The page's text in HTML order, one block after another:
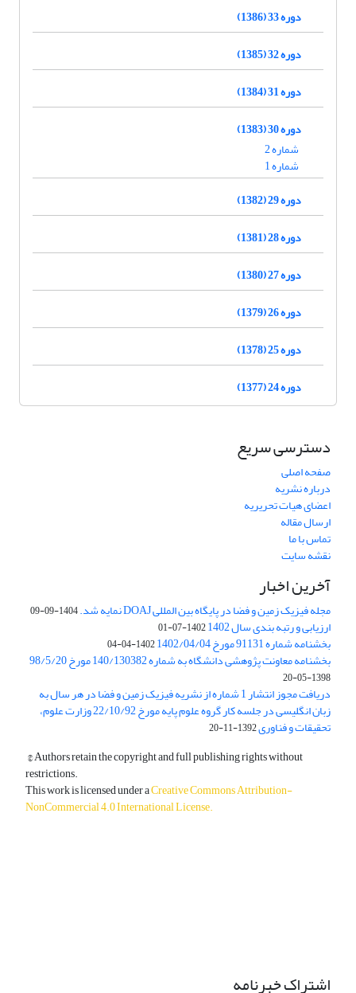
دوره 33 (1386)
دوره 32 (1385)
دوره 31 (1384)
دوره 30 (1383)
شماره 2
شماره 1
دوره 29 (1382)
دوره 28 (1381)
دوره 27 (1380)
دوره 26 (1379)
دوره 25 (1378)
دوره 24 (1377)
دسترسی سریع
صفحه اصلی
درباره نشریه
اعضای هیات تحریریه
ارسال مقاله
تماس با ما
نقشه سایت
آخرین اخبار
مجله فیزیک زمین و فضا در پایگاه بین المللی DOAJ نمایه شد. 1404-09-09
ارزیابی و رتبه بندی سال 1402 1402-07-01
بخشنامه شماره 91131 مورخ 1402/04/04 1402-04-04
بخشنامه معاونت پژوهشی دانشگاه به شماره 140/130382 مورخ 98/5/20
1398-05-20
دریافت مجوز انتشار 1 شماره از نشریه فیزیک زمین و فضا در هر سال به
زبان انگلیسی در جلسه کار گروه علوم پایه مورخ 22/10/92 وزارت علوم،
تحقیقات و فناوری1392-11-20
© Authors retain the copyright and full publishing rights without
restrictions.
This work is licensed under aCreative Commons Attribution-
NonCommercial 4.0 International License.
اشتراک خبرنامه